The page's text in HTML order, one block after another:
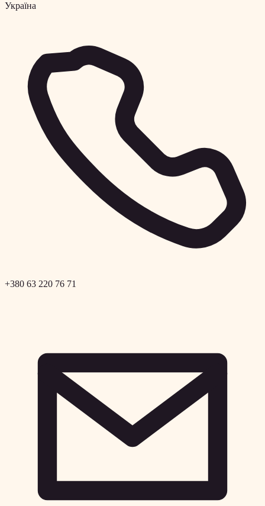
Україна
+380 63 220 76 71